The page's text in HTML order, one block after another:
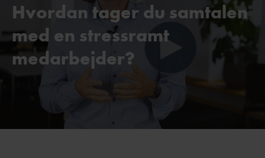
Hvordan tager du samtalen
med en stressramt
medarbejder?